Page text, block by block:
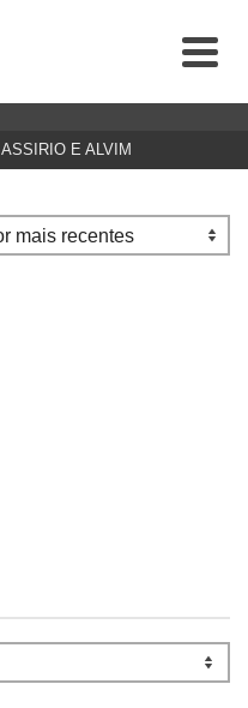
ASSIRIO E ALVIM